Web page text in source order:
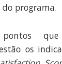
programa.
que
os